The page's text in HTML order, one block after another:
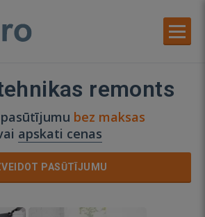
remonts
bez maksas
apskati cenas
PASŪTĪJUMU